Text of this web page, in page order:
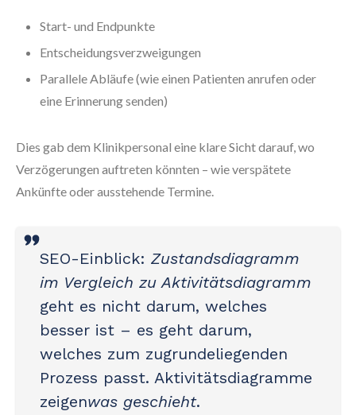
Start- und Endpunkte
Entscheidungsverzweigungen
Parallele Abläufe (wie einen Patienten anrufen oder
eine Erinnerung senden)
Dies gab dem Klinikpersonal eine klare Sicht darauf, wo
Verzögerungen auftreten könnten – wie verspätete
Ankünfte oder ausstehende Termine.
SEO-Einblick: Zustandsdiagramm
im Vergleich zu Aktivitätsdiagramm
geht es nicht darum, welches
besser ist – es geht darum,
welches zum zugrundeliegenden
Prozess passt. Aktivitätsdiagramme
zeigenwas geschieht.